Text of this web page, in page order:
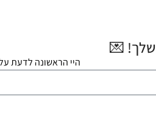
היי הראשונה לדעת